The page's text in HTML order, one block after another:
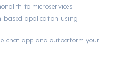
to microservices
based application using
chat app and outperform your